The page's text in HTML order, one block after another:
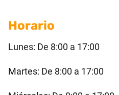
Horario
Lunes: De 8:00 a 17:00
Martes: De 8:00 a 17:00